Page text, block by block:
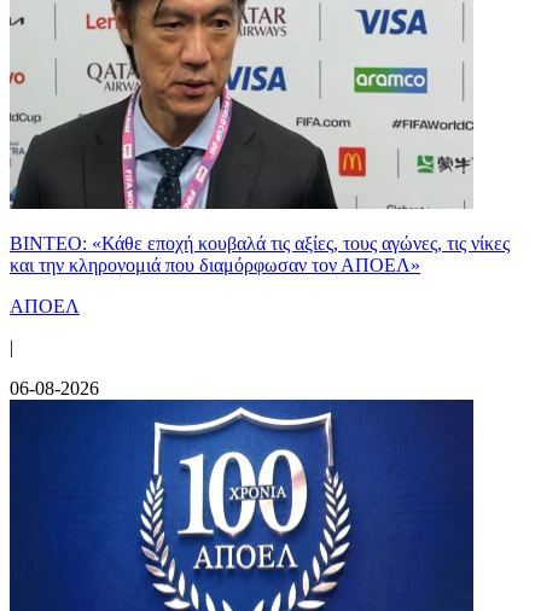
ΒΙΝΤΕΟ: «Κάθε εποχή κουβαλά τις αξίες, τους αγώνες, τις νίκες
και την κληρονομιά που διαμόρφωσαν τον ΑΠΟΕΛ»
ΑΠΟΕΛ
|
06-08-2026